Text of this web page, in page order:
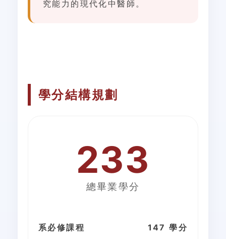
究能力 的現代化中醫師。
學分結構規劃
233
總畢業學分
系必修課程 147 學分